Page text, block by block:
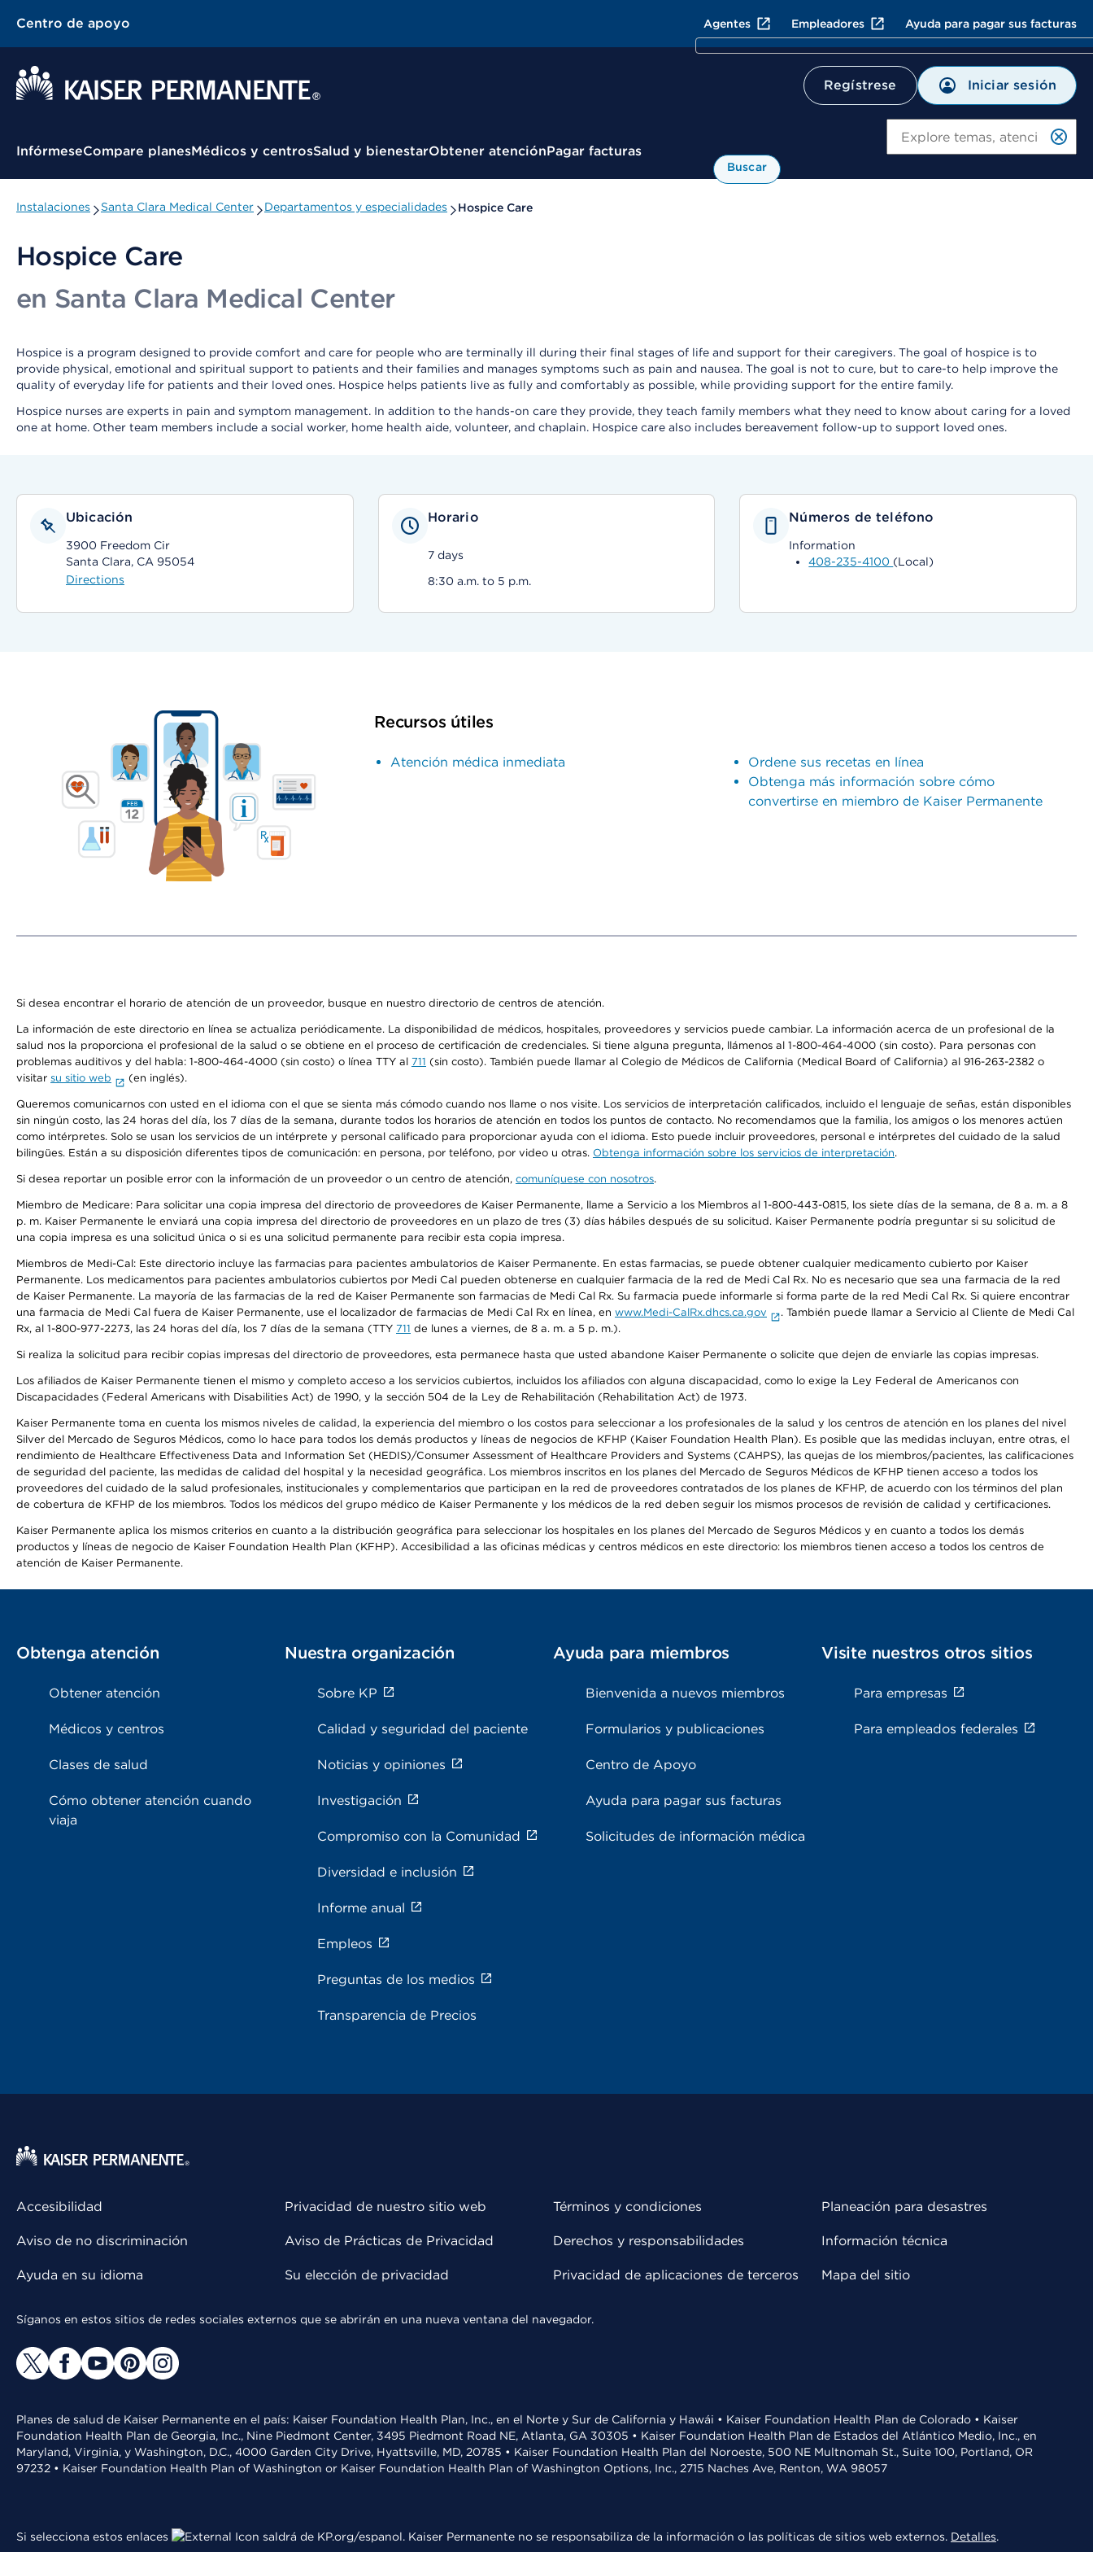
Centro de apoyo Agentes Empleadores Ayuda para pagar sus facturas
Regístrese Iniciar sesión
Menú contextual
InfórmeseCompare planesMédicos y centrosSalud y bienestarObtener atenciónPagar facturas
Buscar
Instalaciones Santa Clara Medical Center Departamentos y especialidades Hospice Care
Hospice Care
en Santa Clara Medical Center
Hospice is a program designed to provide comfort and care for people who are terminally ill during their final stages of life and support for their caregivers. The goal of hospice is to
provide physical, emotional and spiritual support to patients and their families and manages symptoms such as pain and nausea. The goal is not to cure, but to care-to help improve the
quality of everyday life for patients and their loved ones. Hospice helps patients live as fully and comfortably as possible, while providing support for the entire family.
Hospice nurses are experts in pain and symptom management. In addition to the hands-on care they provide, they teach family members what they need to know about caring for a loved
one at home. Other team members include a social worker, home health aide, volunteer, and chaplain. Hospice care also includes bereavement follow-up to support loved ones.
Ubicación
3900 Freedom Cir
Santa Clara, CA 95054
Directions
Horario
7 days
8:30 a.m. to 5 p.m.
Números de teléfono
Information
408-235-4100 (Local)
Recursos útiles
Atención médica inmediata
Ordene sus recetas en línea
Obtenga más información sobre cómo
convertirse en miembro de Kaiser Permanente
Si desea encontrar el horario de atención de un proveedor, busque en nuestro directorio de centros de atención.
La información de este directorio en línea se actualiza periódicamente. La disponibilidad de médicos, hospitales, proveedores y servicios puede cambiar. La información acerca de un profesional de la
salud nos la proporciona el profesional de la salud o se obtiene en el proceso de certificación de credenciales. Si tiene alguna pregunta, llámenos al 1-800-464-4000 (sin costo). Para personas con
problemas auditivos y del habla: 1-800-464-4000 (sin costo) o línea TTY al 711 (sin costo). También puede llamar al Colegio de Médicos de California (Medical Board of California) al 916-263-2382 o
visitar su sitio web (en inglés).
Queremos comunicarnos con usted en el idioma con el que se sienta más cómodo cuando nos llame o nos visite. Los servicios de interpretación calificados, incluido el lenguaje de señas, están disponibles
sin ningún costo, las 24 horas del día, los 7 días de la semana, durante todos los horarios de atención en todos los puntos de contacto. No recomendamos que la familia, los amigos o los menores actúen
como intérpretes. Solo se usan los servicios de un intérprete y personal calificado para proporcionar ayuda con el idioma. Esto puede incluir proveedores, personal e intérpretes del cuidado de la salud
bilingües. Están a su disposición diferentes tipos de comunicación: en persona, por teléfono, por video u otras. Obtenga información sobre los servicios de interpretación.
Si desea reportar un posible error con la información de un proveedor o un centro de atención, comuníquese con nosotros.
Miembro de Medicare: Para solicitar una copia impresa del directorio de proveedores de Kaiser Permanente, llame a Servicio a los Miembros al 1-800-443-0815, los siete días de la semana, de 8 a. m. a 8
p. m. Kaiser Permanente le enviará una copia impresa del directorio de proveedores en un plazo de tres (3) días hábiles después de su solicitud. Kaiser Permanente podría preguntar si su solicitud de
una copia impresa es una solicitud única o si es una solicitud permanente para recibir esta copia impresa.
Miembros de Medi-Cal: Este directorio incluye las farmacias para pacientes ambulatorios de Kaiser Permanente. En estas farmacias, se puede obtener cualquier medicamento cubierto por Kaiser
Permanente. Los medicamentos para pacientes ambulatorios cubiertos por Medi Cal pueden obtenerse en cualquier farmacia de la red de Medi Cal Rx. No es necesario que sea una farmacia de la red
de Kaiser Permanente. La mayoría de las farmacias de la red de Kaiser Permanente son farmacias de Medi Cal Rx. Su farmacia puede informarle si forma parte de la red Medi Cal Rx. Si quiere encontrar
una farmacia de Medi Cal fuera de Kaiser Permanente, use el localizador de farmacias de Medi Cal Rx en línea, en www.Medi-CalRx.dhcs.ca.gov
. También puede llamar a Servicio al Cliente de Medi Cal
Rx, al 1-800-977-2273, las 24 horas del día, los 7 días de la semana (TTY 711 de lunes a viernes, de 8 a. m. a 5 p. m.).
Si realiza la solicitud para recibir copias impresas del directorio de proveedores, esta permanece hasta que usted abandone Kaiser Permanente o solicite que dejen de enviarle las copias impresas.
Los afiliados de Kaiser Permanente tienen el mismo y completo acceso a los servicios cubiertos, incluidos los afiliados con alguna discapacidad, como lo exige la Ley Federal de Americanos con
Discapacidades (Federal Americans with Disabilities Act) de 1990, y la sección 504 de la Ley de Rehabilitación (Rehabilitation Act) de 1973.
Kaiser Permanente toma en cuenta los mismos niveles de calidad, la experiencia del miembro o los costos para seleccionar a los profesionales de la salud y los centros de atención en los planes del nivel
Silver del Mercado de Seguros Médicos, como lo hace para todos los demás productos y líneas de negocios de KFHP (Kaiser Foundation Health Plan). Es posible que las medidas incluyan, entre otras, el
rendimiento de Healthcare Effectiveness Data and Information Set (HEDIS)/Consumer Assessment of Healthcare Providers and Systems (CAHPS), las quejas de los miembros/pacientes, las calificaciones
de seguridad del paciente, las medidas de calidad del hospital y la necesidad geográfica. Los miembros inscritos en los planes del Mercado de Seguros Médicos de KFHP tienen acceso a todos los
proveedores del cuidado de la salud profesionales, institucionales y complementarios que participan en la red de proveedores contratados de los planes de KFHP, de acuerdo con los términos del plan
de cobertura de KFHP de los miembros. Todos los médicos del grupo médico de Kaiser Permanente y los médicos de la red deben seguir los mismos procesos de revisión de calidad y certificaciones.
Kaiser Permanente aplica los mismos criterios en cuanto a la distribución geográfica para seleccionar los hospitales en los planes del Mercado de Seguros Médicos y en cuanto a todos los demás
productos y líneas de negocio de Kaiser Foundation Health Plan (KFHP). Accesibilidad a las oficinas médicas y centros médicos en este directorio: los miembros tienen acceso a todos los centros de
atención de Kaiser Permanente.
Obtenga atención
Obtener atención
Médicos y centros
Clases de salud
Cómo obtener atención cuando
viaja
Nuestra organización
Sobre KP
Calidad y seguridad del paciente
Noticias y opiniones
Investigación
Compromiso con la Comunidad
Diversidad e inclusión
Informe anual
Empleos
Preguntas de los medios
Transparencia de Precios
Ayuda para miembros
Bienvenida a nuevos miembros
Formularios y publicaciones
Centro de Apoyo
Ayuda para pagar sus facturas
Solicitudes de información médica
Visite nuestros otros sitios
Para empresas
Para empleados federales
Accesibilidad
Aviso de no discriminación
Ayuda en su idioma
Privacidad de nuestro sitio web
Aviso de Prácticas de Privacidad
Su elección de privacidad
Términos y condiciones
Derechos y responsabilidades
Privacidad de aplicaciones de terceros
Planeación para desastres
Información técnica
Mapa del sitio
Síganos en estos sitios de redes sociales externos que se abrirán en una nueva ventana del navegador.
Planes de salud de Kaiser Permanente en el país: Kaiser Foundation Health Plan, Inc., en el Norte y Sur de California y Hawái • Kaiser Foundation Health Plan de Colorado • Kaiser
Foundation Health Plan de Georgia, Inc., Nine Piedmont Center, 3495 Piedmont Road NE, Atlanta, GA 30305 • Kaiser Foundation Health Plan de Estados del Atlántico Medio, Inc., en
Maryland, Virginia, y Washington, D.C., 4000 Garden City Drive, Hyattsville, MD, 20785 • Kaiser Foundation Health Plan del Noroeste, 500 NE Multnomah St., Suite 100, Portland, OR
97232 • Kaiser Foundation Health Plan of Washington or Kaiser Foundation Health Plan of Washington Options, Inc., 2715 Naches Ave, Renton, WA 98057
Si selecciona estos enlaces saldrá de KP.org/espanol. Kaiser Permanente no se responsabiliza de la información o las políticas de sitios web externos. Detalles.